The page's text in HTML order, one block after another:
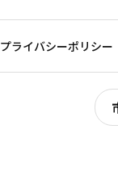
プライバシーポリシー